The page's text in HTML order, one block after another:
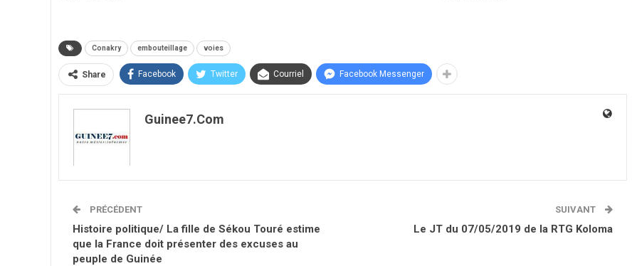
Conakry embouteillage voies
Share Facebook Twitter Courriel Facebook Messenger
Guinee7.com
PRÉCÉDENT
Histoire politique/ La fille de Sékou Touré estime
que la France doit présenter des excuses au
peuple de Guinée
SUIVANT
Le JT du 07/05/2019 de la RTG Koloma